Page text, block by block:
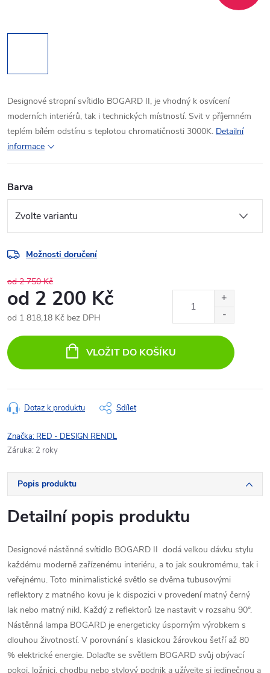
Designové stropní svítidlo BOGARD II, je vhodný k osvícení
moderních interiérů, tak i technických místností. Svit v příjemném
teplém bílém odstínu s teplotou chromatičnosti 3000K. Detailní
informace
Barva
Možnosti doručení
od 2 750 Kč
od 2 200 Kč
od 1 818,18 Kč bez DPH
cena:
VLOŽIT DO KOŠÍKU
Dotaz k produktu Sdílet
Značka: RED - DESIGN RENDL
Záruka: 2 roky
Popis produktu
Detailní popis produktu
Designové nástěnné svítidlo BOGARD II dodá velkou dávku stylu
každému moderně zařízenému interiéru, a to jak soukromému, tak i
veřejnému. Toto minimalistické světlo se dvěma tubusovými
reflektory z matného kovu je k dispozici v provedení matný černý
lak nebo matný nikl. Každý z reflektorů lze nastavit v rozsahu 90°.
Nástěnná lampa BOGARD je energeticky úsporným výrobkem s
dlouhou životností. V porovnání s klasickou žárovkou šetří až 80
% elektrické energie. Dolaďte se světlem BOGARD svůj obývací
pokoj, ložnici, chodbu nebo stylový podnik a užívejte si jedinečnou a